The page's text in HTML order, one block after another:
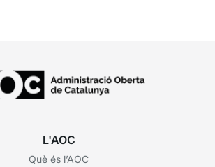
L'AOC
Què és l’AOC